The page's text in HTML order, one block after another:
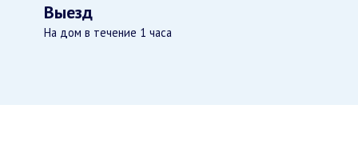
Выезд
На дом в течение 1 часа